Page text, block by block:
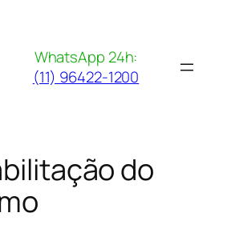
WhatsApp 24h:
(11) 96422-1200
do